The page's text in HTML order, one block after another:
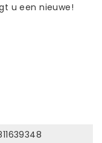
u een nieuwe!